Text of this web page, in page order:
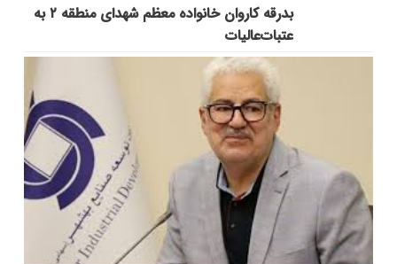
بدرقه کاروان خانواده معظم شهدای منطقه ۲ به
عتبات‌عالیات